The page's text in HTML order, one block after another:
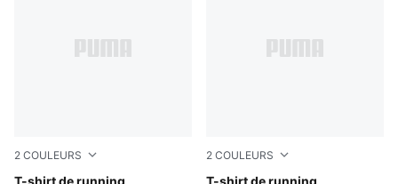
2 COULEURS
T-shirt de running
2 COULEURS
T-shirt de running